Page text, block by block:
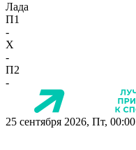
Лада
П1
-
X
-
П2
-
25 сентября 2026, Пт, 00:00